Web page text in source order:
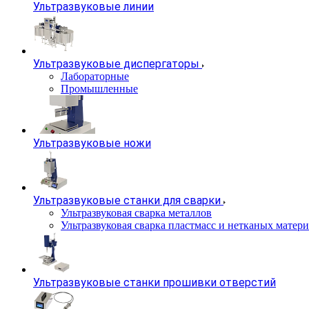
Ультразвуковые линии
Ультразвуковые диспергаторы
Лабораторные
Промышленные
Ультразвуковые ножи
Ультразвуковые станки для сварки
Ультразвуковая сварка металлов
Ультразвуковая сварка пластмасс и нетканых
Ультразвуковые станки прошивки отверстий